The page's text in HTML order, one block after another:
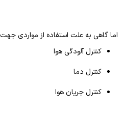
اما گاهی به علت استفاده از مواردی جهت
کنترل آلودگی هوا
کنترل دما
کنترل جریان هوا